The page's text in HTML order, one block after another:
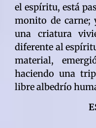
el espíritu, está
monito de carne;
una criatura
diferente al
material,
haciendo una
libre albedrío